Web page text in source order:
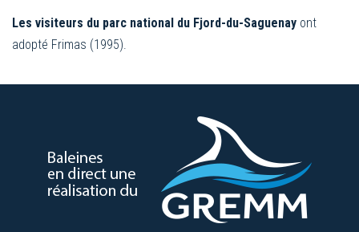
Les visiteurs du parc national du Fjord-du-Saguenay ont
adopté Frimas (1995).